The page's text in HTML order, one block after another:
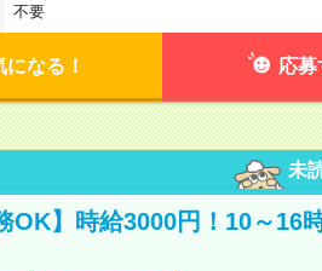
不要
になる！ 応募
未
OK】時給3000円！10～